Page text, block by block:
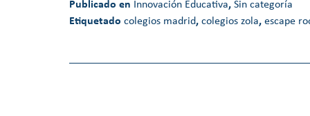
Publicado en Innovación Educativa, Sin categoría
Etiquetado colegios madrid, colegios zola, escape